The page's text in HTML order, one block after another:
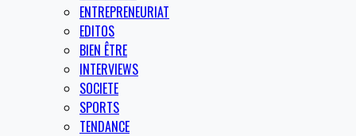
ENTREPRENEURIAT
EDITOS
BIEN ÊTRE
INTERVIEWS
SOCIETE
SPORTS
TENDANCE